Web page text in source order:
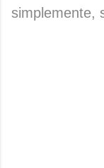
simplemente,